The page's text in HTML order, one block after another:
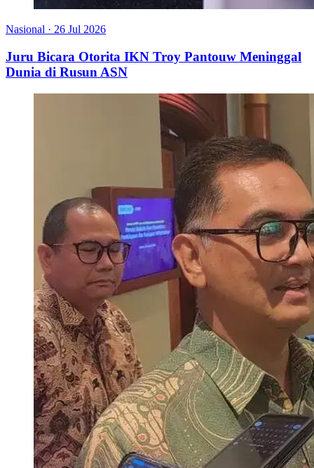
Nasional · 26 Jul 2026
Juru Bicara Otorita IKN Troy Pantouw Meninggal
Dunia di Rusun ASN